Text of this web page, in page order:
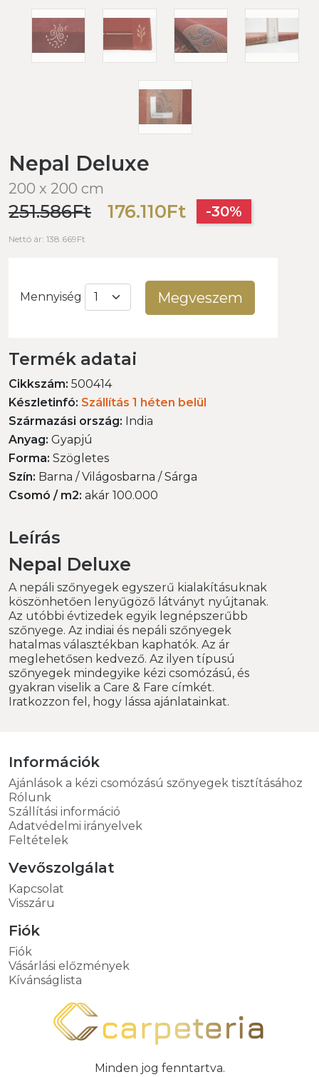
Nepal Deluxe
200 x 200 cm
251.586Ft 176.110Ft -30%
Nettó ár: 138.669Ft
Mennyiség Megveszem
Termék adatai
Cikkszám: 500414
Készletinfó: Szállítás 1 héten belül
Származási ország: India
Anyag: Gyapjú
Forma: Szögletes
Szín: Barna / Világosbarna / Sárga
Csomó / m2: akár 100.000
Leírás
Nepal Deluxe
A nepáli szőnyegek egyszerű kialakításuknak
köszönhetően lenyűgöző látványt nyújtanak.
Az utóbbi évtizedek egyik legnépszerűbb
szőnyege. Az indiai és nepáli szőnyegek
hatalmas választékban kaphatók. Az ár
meglehetősen kedvező. Az ilyen típusú
szőnyegek mindegyike kézi csomózású, és
gyakran viselik a Care & Fare címkét.
Iratkozzon fel, hogy lássa ajánlatainkat.
Információk
Ajánlások a kézi csomózású szőnyegek tisztításához
Rólunk
Szállítási információ
Adatvédelmi irányelvek
Feltételek
Vevőszolgálat
Kapcsolat
Visszáru
Fiók
Fiók
Vásárlási előzmények
Kívánságlista
Minden jog fenntartva.